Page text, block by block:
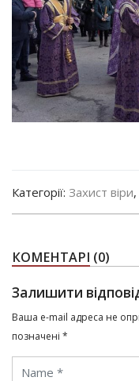
Категорії: Захист віри,
КОМЕНТАРІ (0)
Залишити
Ваша e-mail адреса не
позначені *